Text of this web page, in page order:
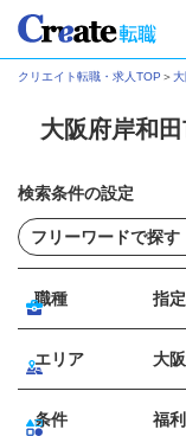
クリエイト転職・求人TOP ＞
大阪府岸和
検索条件の設定
職種 指
エリア 大
条件 福